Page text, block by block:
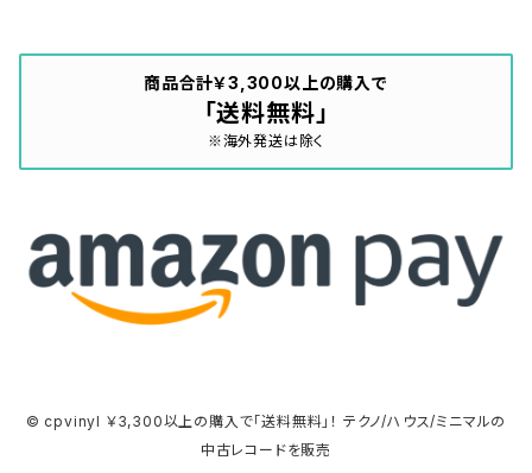
商品合計￥3,300以上の購入で
「送料無料」
※海外発送は除く
© cpvinyl ￥3,300以上の購入で「送料無料」！ テクノ/ハウス/ミニマルの
中古レコードを販売